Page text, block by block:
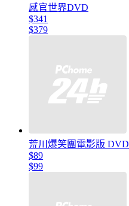
感官世界DVD
$341
$379
荒川爆笑團電影版 DVD
$89
$99